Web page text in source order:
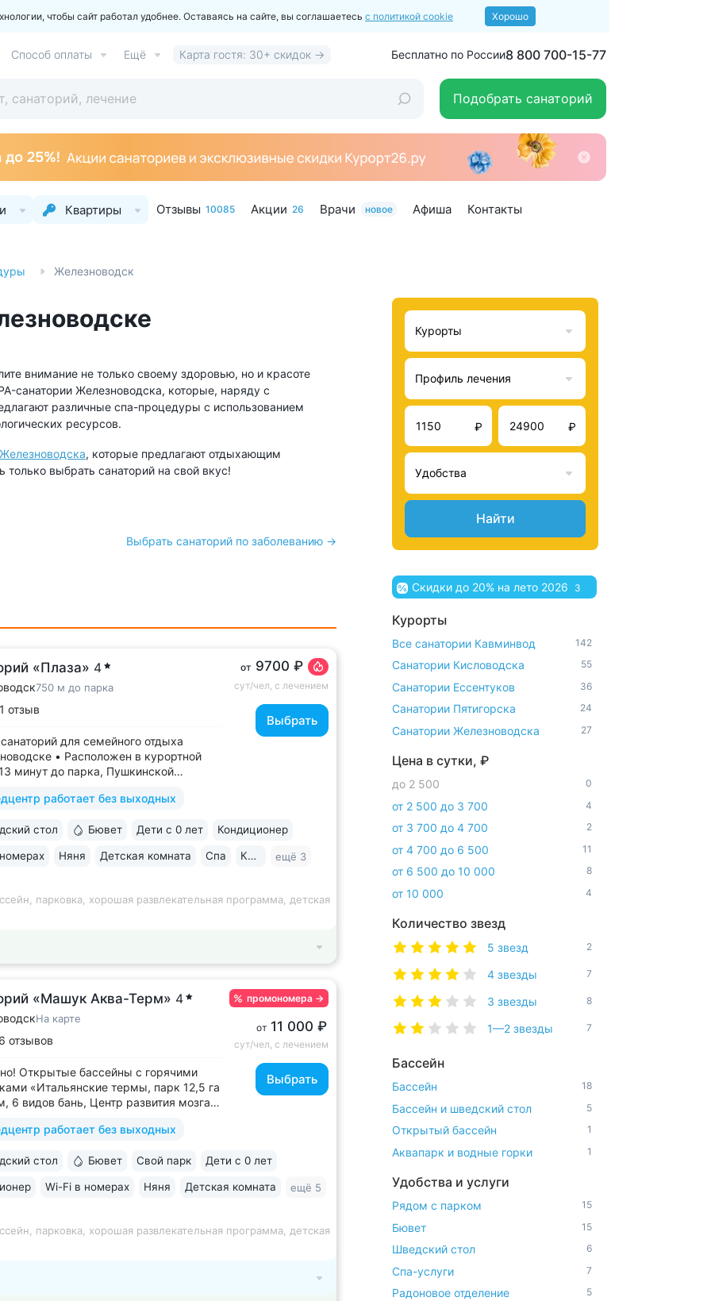
чтобы сайт работал удобнее. Оставаясь на сайте, вы соглашаетесь с политикой cookie Хорошо
Способ оплаты Ещё Карта гостя: 30+ скидок → Бесплатно по России8 800 700-15-77
Подобрать санаторий
Квартиры Отзывы 10085 Акции 26 Врачи новое Афиша Контакты
Железноводск
внимание не только своему здоровью, но и красоте
санатории Железноводска, которые, наряду с
различные спа-процедуры с использованием
ресурсов.
, которые предлагают отдыхающим
выбрать санаторий на свой вкус!
Выбрать санаторий по заболеванию →
«Плаза» 4
750 м до парка
отзыв
для семейного отдыха
• Расположен в курортной
минут до парка, Пушкинской
• Собственный бювет
здании: не нужно выходить на улицу,
работает без выходных
от 9700 ₽
сут/чел, с лечением
Выбрать
стол Бювет Дети с 0 лет Кондиционер
Няня Детская комната Спа Караоке ещё 3
парковка, хорошая развлекательная программа, детская
«Машук Аква-Терм» 4
На карте
отзывов
Открытые бассейны с горячими
«Итальянские термы, парк 12,5 га
6 видов бань, Центр развития мозга,
лечения, EMS-тренировки,
• Расположен в уединенном...
работает без выходных
промономера →
от 11 000 ₽
сут/чел, с лечением
Выбрать
стол Бювет Свой парк Дети с 0 лет
Wi-Fi в номерах Няня Детская комната ещё 5
парковка, хорошая развлекательная программа, детская
Курорты
Профиль лечения
₽ ₽
Удобства
Найти
Скидки до 20% на лето 2026 3
Курорты
Все санатории Кавминвод 142
Санатории Кисловодска 55
Санатории Ессентуков 36
Санатории Пятигорска 24
Санатории Железноводска 27
Цена в сутки, ₽
до 2 500 0
от 2 500 до 3 700 4
от 3 700 до 4 700 2
от 4 700 до 6 500 11
от 6 500 до 10 000 8
от 10 000 4
Количество звезд
5 звезд 2
4 звезды 7
3 звезды 8
1—2 звезды 7
Бассейн
Бассейн 18
Бассейн и шведский стол 5
Открытый бассейн 1
Аквапарк и водные горки 1
Удобства и услуги
Рядом с парком 15
Бювет 15
Шведский стол 6
Спа-услуги 7
Радоновое отделение 5